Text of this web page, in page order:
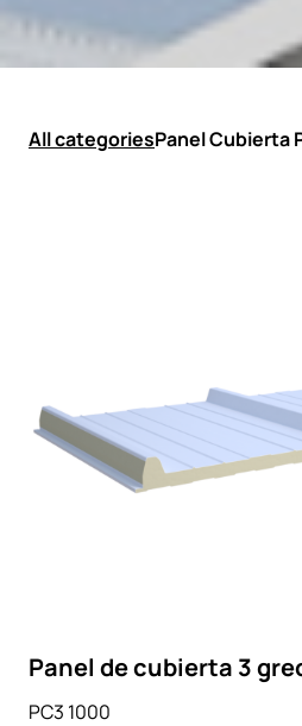
All categoriesPanel Cubierta
Panel de cubierta 3
PC3 1000